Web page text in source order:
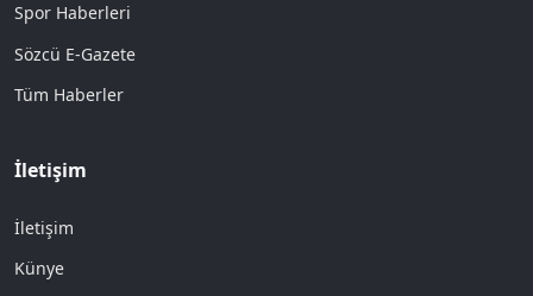
Spor Haberleri
Sözcü E-Gazete
Tüm Haberler
İletişim
İletişim
Künye